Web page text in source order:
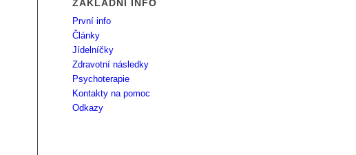
ZÁKLADNÍ INFO
První info
Články
Jídelníčky
Zdravotní následky
Psychoterapie
Kontakty na pomoc
Odkazy